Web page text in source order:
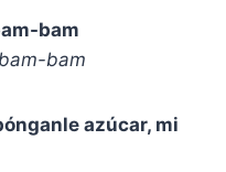
bam
bam
azúcar, mi